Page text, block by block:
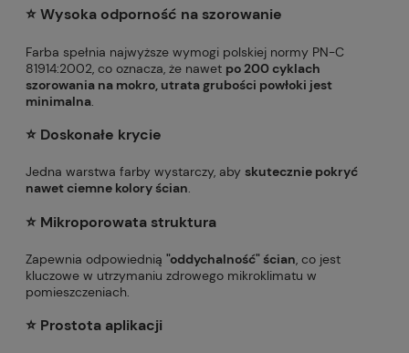
⭐️ Wysoka odporność na szorowanie
Farba spełnia najwyższe wymogi polskiej normy PN-C
81914:2002, co oznacza, że nawet po 200 cyklach
szorowania na mokro, utrata grubości powłoki jest
minimalna
⭐️ Doskonałe krycie
Jedna warstwa farby wystarczy, aby skutecznie pokryć
nawet ciemne kolory ścian.
⭐️ Mikroporowata struktura
Zapewnia odpowiednią "oddychalność" ścian, co jest
kluczowe w utrzymaniu zdrowego mikroklimatu w
pomieszczeniach.
⭐️ Prostota aplikacji